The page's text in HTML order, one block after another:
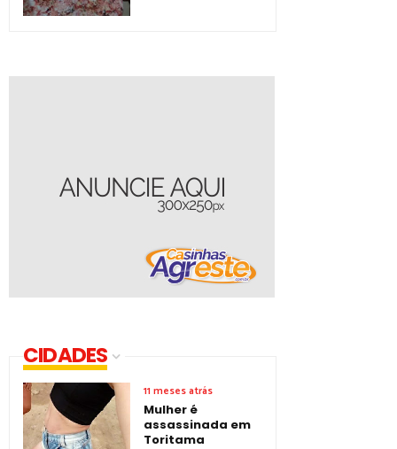
CIDADES
11 meses atrás
Mulher é
assassinada em
Toritama